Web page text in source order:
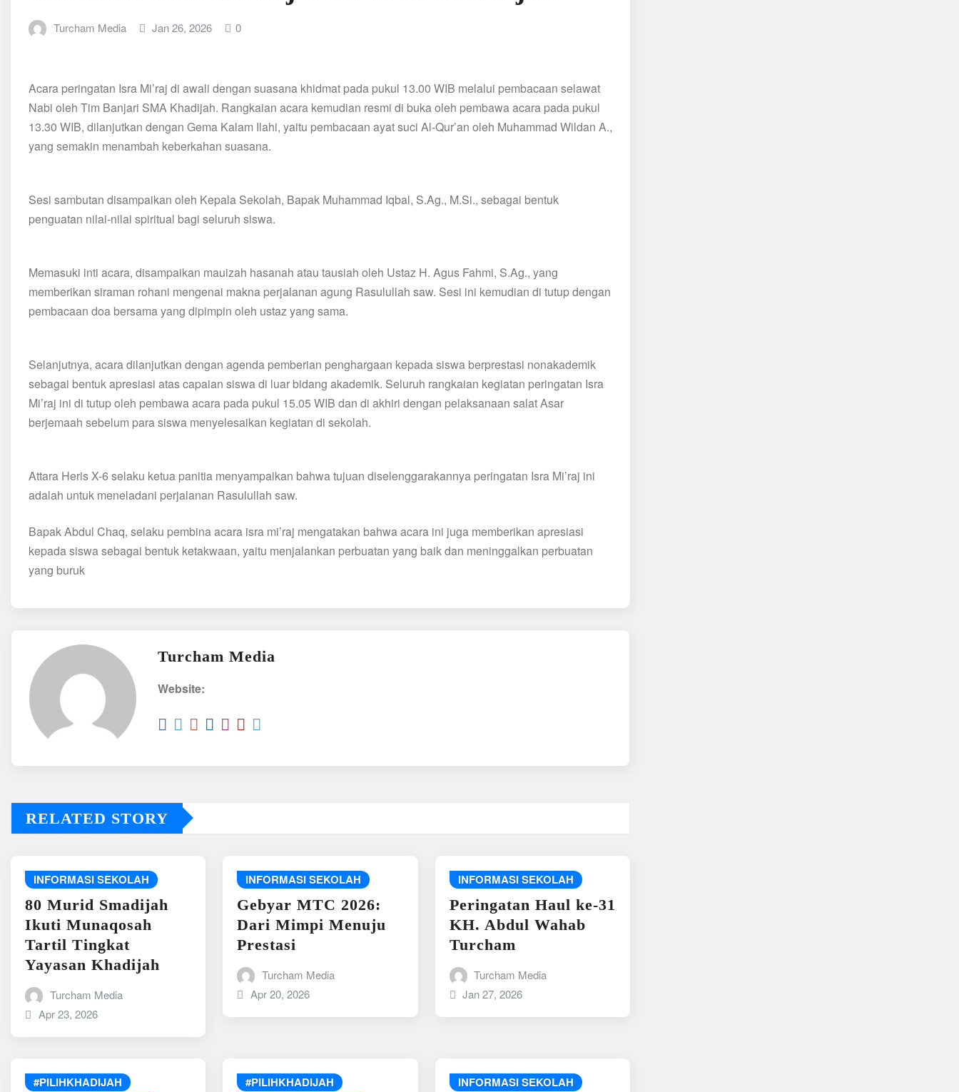
Turcham Media Jan 26, 2026 0
Acara peringatan Isra Mi’raj di awali dengan suasana khidmat pada pukul 13.00 WIB melalui pembacaan selawat
Nabi oleh Tim Banjari SMA Khadijah. Rangkaian acara kemudian resmi di buka oleh pembawa acara pada pukul
13.30 WIB, dilanjutkan dengan Gema Kalam Ilahi, yaitu pembacaan ayat suci Al-Qur’an oleh Muhammad Wildan A.,
yang semakin menambah keberkahan suasana.
Sesi sambutan disampaikan oleh Kepala Sekolah, Bapak Muhammad Iqbal, S.Ag., M.Si., sebagai bentuk
penguatan nilai-nilai spiritual bagi seluruh siswa.
Memasuki inti acara, disampaikan mauizah hasanah atau tausiah oleh Ustaz H. Agus Fahmi, S.Ag., yang
memberikan siraman rohani mengenai makna perjalanan agung Rasulullah saw. Sesi ini kemudian di tutup dengan
pembacaan doa bersama yang dipimpin oleh ustaz yang sama.
Selanjutnya, acara dilanjutkan dengan agenda pemberian penghargaan kepada siswa berprestasi nonakademik
sebagai bentuk apresiasi atas capaian siswa di luar bidang akademik. Seluruh rangkaian kegiatan peringatan Isra
Mi’raj ini di tutup oleh pembawa acara pada pukul 15.05 WIB dan di akhiri dengan pelaksanaan salat Asar
berjemaah sebelum para siswa menyelesaikan kegiatan di sekolah.
Attara Heris X-6 selaku ketua panitia menyampaikan bahwa tujuan diselenggarakannya peringatan Isra Mi’raj ini
adalah untuk meneladani perjalanan Rasulullah saw.
Bapak Abdul Chaq, selaku pembina acara isra mi’raj mengatakan bahwa acara ini juga memberikan apresiasi
kepada siswa sebagai bentuk ketakwaan, yaitu menjalankan perbuatan yang baik dan meninggalkan perbuatan
yang buruk
Turcham Media
Website:
RELATED STORY
INFORMASI SEKOLAH
80 Murid Smadijah
Ikuti Munaqosah
Tartil Tingkat
Yayasan Khadijah
Turcham Media
Apr 23, 2026
INFORMASI SEKOLAH
Gebyar MTC 2026:
Dari Mimpi Menuju
Prestasi
Turcham Media
Apr 20, 2026
INFORMASI SEKOLAH
Peringatan Haul ke-31
KH. Abdul Wahab
Turcham
Turcham Media
Jan 27, 2026
#PILIHKHADIJAH
#PILIHKHADIJAH
INFORMASI SEKOLAH